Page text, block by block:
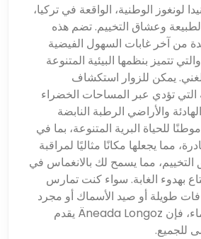
لونغوز الوطنية، الواقعة في تركيا،
وعشاق التخييم. تضم هذه
من آخر غابات السهول الفيضية
تتميز بنظمها البيئية المتنوعة
يمكن للزوار استكشاف
التي تؤدي عبر المساحات الخضراء
والأراضي الرطبة النابضة
للحياة البرية المتنوعة، بما في
مما يجعلها مكانًا مثاليًا لمراقبة
التخييم، مما يسمح لك بالانغماس في
بهدوء الغابة. سواء كنت تمارس
طويلة أو صيد الأسماك أو مجرد
الاسترخاء بجانب الماء، فإن Äneada Longoz يقدم
للجميع.